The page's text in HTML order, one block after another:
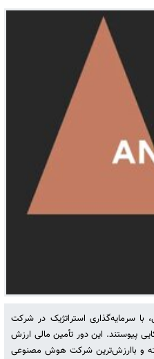
سرمایه‌گذاری استراتژیک در شرکت
پیوستند. این دور تأمین مالی ارزش
پیشی گرفته و باارزش‌ترین شرکت هوش مصنوعی